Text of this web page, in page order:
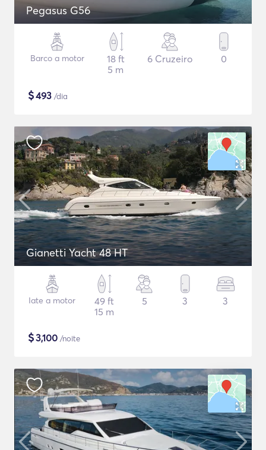
Pegasus G56
Barco a motor
18 ft
5 m
6 Cruzeiro 0
$493 /dia
Gianetti Yacht 48 HT
Iate a motor
49 ft
15 m
5 3 3
$3,100 /noite